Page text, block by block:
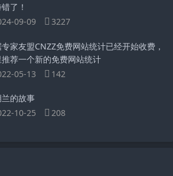
了！
09-09
3227
家友盟CNZZ免费网站统计已经开始收费，
荐一个新的免费网站统计
05-13
142
的故事
10-25
208